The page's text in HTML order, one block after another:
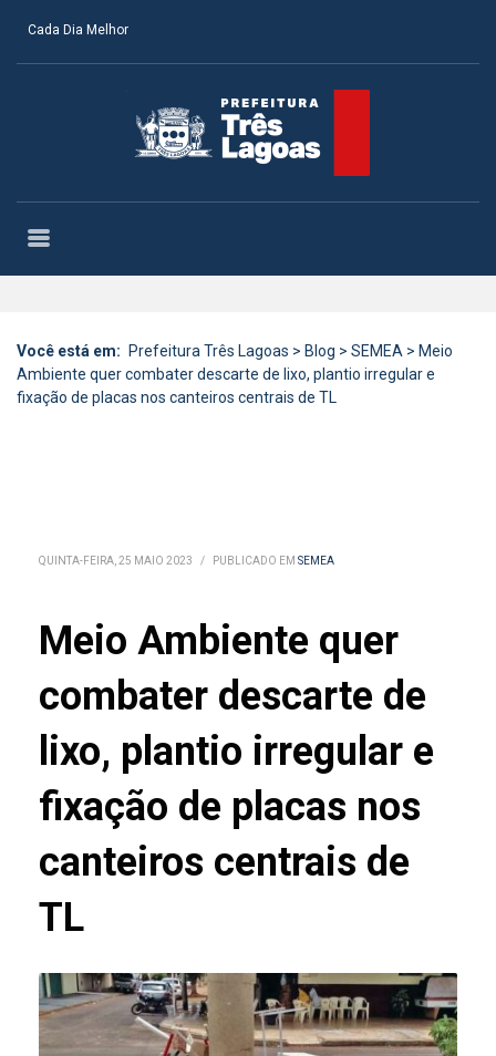
Cada Dia Melhor
Você está em: Prefeitura Três Lagoas > Blog > SEMEA > Meio
Ambiente quer combater descarte de lixo, plantio irregular e
fixação de placas nos canteiros centrais de TL
QUINTA-FEIRA, 25 MAIO 2023 / PUBLICADO EM SEMEA
Meio Ambiente quer
combater descarte de
lixo, plantio irregular e
fixação de placas nos
canteiros centrais de
TL